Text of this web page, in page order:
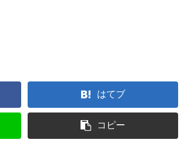
はてブ
コピー